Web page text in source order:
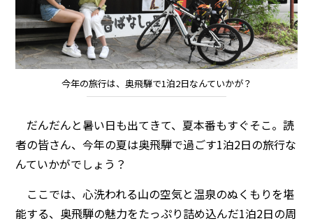
今年の旅行は、奥飛騨で1泊2日なんていかが？
だんだんと暑い日も出てきて、夏本番もすぐそこ。読
者の皆さん、今年の夏は奥飛騨で過ごす1泊2日の旅行な
んていかがでしょう？
ここでは、心洗われる山の空気と温泉のぬくもりを堪
能する、奥飛騨の魅力をたっぷり詰め込んだ1泊2日の周